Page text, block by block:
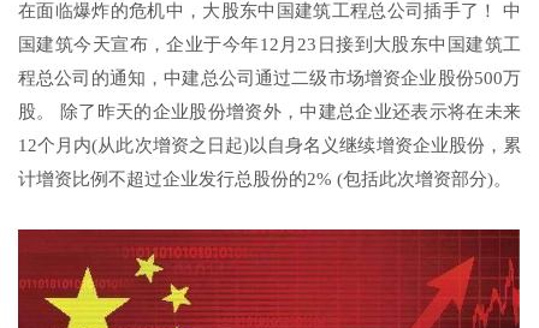
在面临爆炸的危机中，大股东中国建筑工程总公司插手了！ 中
国建筑今天宣布，企业于今年12月23日接到大股东中国建筑工
程总公司的通知，中建总公司通过二级市场增资企业股份500万
股。 除了昨天的企业股份增资外，中建总企业还表示将在未来
12个月内(从此次增资之日起)以自身名义继续增资企业股份，累
计增资比例不超过企业发行总股份的2% (包括此次增资部分)。